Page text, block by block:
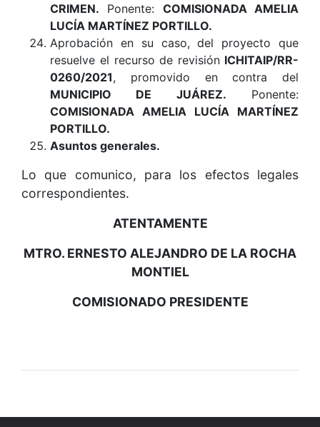
CRIMEN. Ponente: COMISIONADA AMELIA
LUCÍA MARTÍNEZ PORTILLO.
Aprobación en su caso, del proyecto que
resuelve el recurso de revisión ICHITAIP/RR-
0260/2021, promovido en contra del
MUNICIPIO DE JUÁREZ. Ponente:
COMISIONADA AMELIA LUCÍA MARTÍNEZ
PORTILLO.
Asuntos generales.
Lo que comunico, para los efectos legales
correspondientes.
ATENTAMENTE
MTRO. ERNESTO ALEJANDRO DE LA ROCHA
MONTIEL
COMISIONADO PRESIDENTE